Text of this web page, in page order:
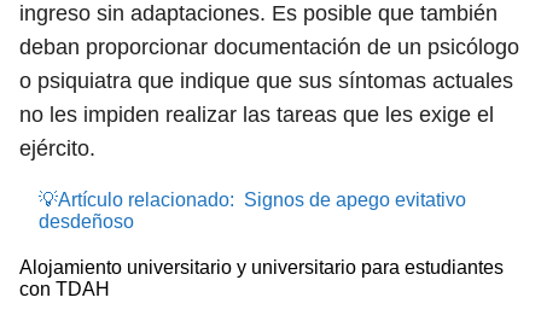
ingreso sin adaptaciones. Es posible que también
deban proporcionar documentación de un psicólogo
o psiquiatra que indique que sus síntomas actuales
no les impiden realizar las tareas que les exige el
ejército.
💡Artículo relacionado: Signos de apego evitativo
desdeñoso
Alojamiento universitario y universitario para estudiantes
con TDAH